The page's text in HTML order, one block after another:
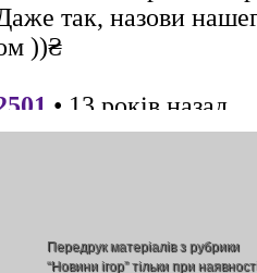
Передрук матеріалів з рубрики
“Новини ігор” тільки при